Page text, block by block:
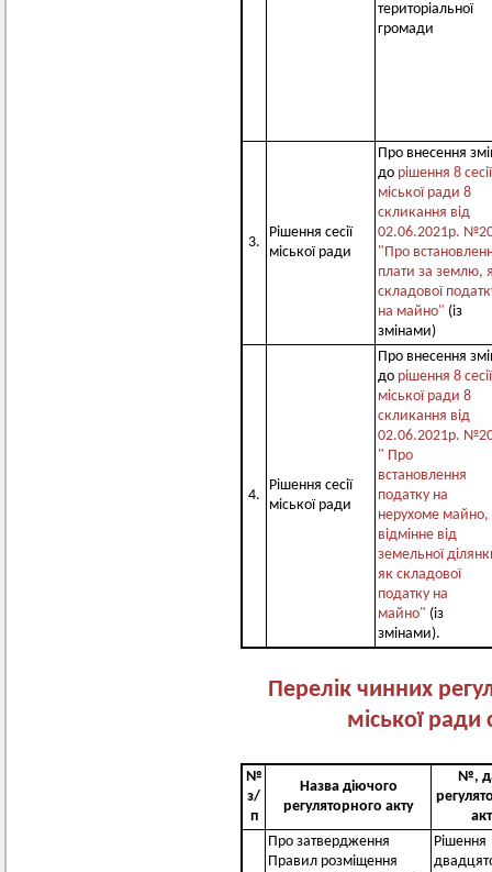
територіальної
громади
3.
Рішення сесії
міської ради
Про внесення
до рішення 8 сесії
міської ради 8
скликання від
02.06.2021р.
"Про
плати за землю,
складової
на майно" (із
змінами)
4.
Рішення сесії
міської ради
Про внесення
до рішення 8 сесії
міської ради 8
скликання від
02.06.2021р.
" Про
встановлення
податку на
нерухоме майно,
відмінне від
земельної
як складової
податку на
майно" (із
змінами).
Перелік чинних
міської
№
з/
п
Назва діючого
регуляторного акту
№,
Про затвердження
Правил розміщення
Рішення